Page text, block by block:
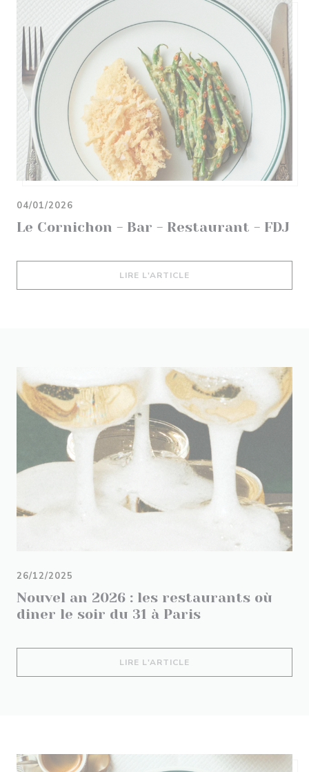
Le Cornichon - Bar - Restaurant - FDJ
04/01/2026
LIRE L'ARTICLE
Nouvel an 2026 : les restaurants où
diner le soir du 31 à Paris
26/12/2025
LIRE L'ARTICLE